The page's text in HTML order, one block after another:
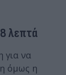
λεπτά
για να
όμως η